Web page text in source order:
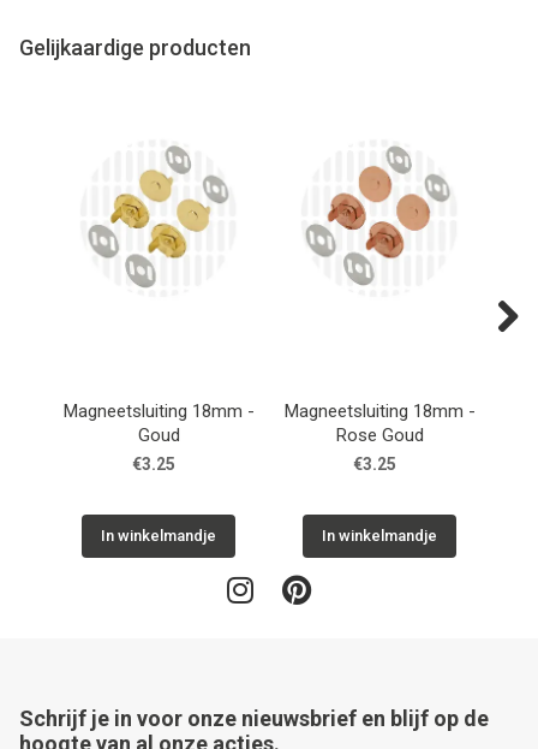
Gelijkaardige producten
Magneetsluiting 18mm -
Goud
€3.25
In winkelmandje
Magneetsluiting 18mm -
Rose Goud
€3.25
In winkelmandje
Schrijf je in voor onze nieuwsbrief en blijf op de
hoogte van al onze acties.